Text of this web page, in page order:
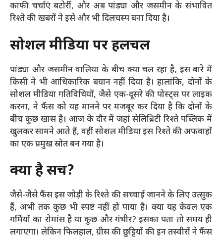
काफी चर्चाएं बटोरीं, और अब पांड्या और जसमीन के संभावित
रिश्ते की खबरों ने इसे और भी दिलचस्प बना दिया है।
सोशल मीडिया पर हलचल
पांड्या और जसमीन वालिया के बीच क्या चल रहा है, इस बारे में
किसी ने भी आधिकारिक बयान नहीं दिया है। हालांकि, दोनों के
सोशल मीडिया गतिविधियों, जैसे एक-दूसरे की पोस्ट्स पर लाइक
करना, ने फैंस को यह मानने पर मजबूर कर दिया है कि दोनों के
बीच कुछ खास है। आज के दौर में जहां सेलिब्रिटी रिश्ते पब्लिक में
खुलकर सामने आते हैं, वहीं सोशल मीडिया इस रिश्ते की अफवाहों
का एक प्रमुख स्रोत बन गया है।
क्या है सच?
जैसे-जैसे फैंस इस जोड़ी के रिश्ते की सच्चाई जानने के लिए उत्सुक
हैं, अभी तक कुछ भी स्पष्ट नहीं हो पाया है। क्या यह केवल एक
गर्मियों का रोमांस है या कुछ और गंभीर? इसका पता तो समय ही
लगाएगा। लेकिन फिलहाल, ग्रीस की छुट्टियों की इन तस्वीरों ने फैंस